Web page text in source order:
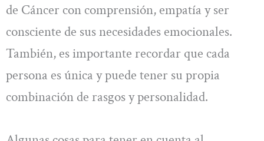
de Cáncer con comprensión, empatía y ser
consciente de sus necesidades emocionales.
También, es importante recordar que cada
persona es única y puede tener su propia
combinación de rasgos y personalidad.